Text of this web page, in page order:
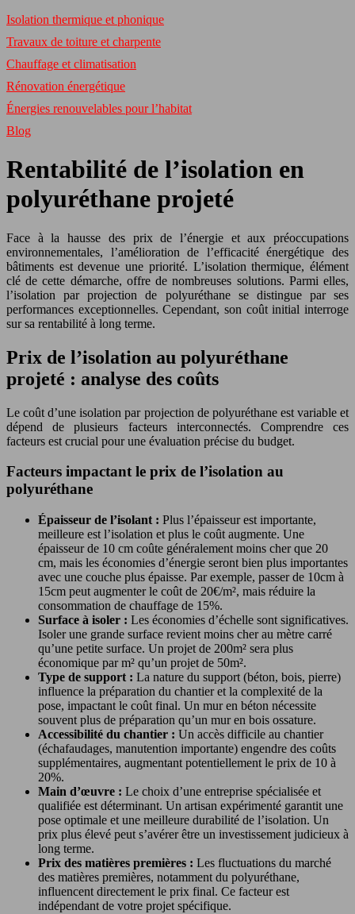
Isolation thermique et phonique
Travaux de toiture et charpente
Chauffage et climatisation
Rénovation énergétique
Énergies renouvelables pour l’habitat
Blog
Rentabilité de l’isolation en
polyuréthane projeté
Face à la hausse des prix de l’énergie et aux préoccupations
environnementales, l’amélioration de l’efficacité énergétique des
bâtiments est devenue une priorité. L’isolation thermique, élément
clé de cette démarche, offre de nombreuses solutions. Parmi elles,
l’isolation par projection de polyuréthane se distingue par ses
performances exceptionnelles. Cependant, son coût initial interroge
sur sa rentabilité à long terme.
Prix de l’isolation au polyuréthane
projeté : analyse des coûts
Le coût d’une isolation par projection de polyuréthane est variable et
dépend de plusieurs facteurs interconnectés. Comprendre ces
facteurs est crucial pour une évaluation précise du budget.
Facteurs impactant le prix de l’isolation au
polyuréthane
Épaisseur de l’isolant : Plus l’épaisseur est importante,
meilleure est l’isolation et plus le coût augmente. Une
épaisseur de 10 cm coûte généralement moins cher que 20
cm, mais les économies d’énergie seront bien plus importantes
avec une couche plus épaisse. Par exemple, passer de 10cm à
15cm peut augmenter le coût de 20€/m², mais réduire la
consommation de chauffage de 15%.
Surface à isoler : Les économies d’échelle sont significatives.
Isoler une grande surface revient moins cher au mètre carré
qu’une petite surface. Un projet de 200m² sera plus
économique par m² qu’un projet de 50m².
Type de support : La nature du support (béton, bois, pierre)
influence la préparation du chantier et la complexité de la
pose, impactant le coût final. Un mur en béton nécessite
souvent plus de préparation qu’un mur en bois ossature.
Accessibilité du chantier : Un accès difficile au chantier
(échafaudages, manutention importante) engendre des coûts
supplémentaires, augmentant potentiellement le prix de 10 à
20%.
Main d’œuvre : Le choix d’une entreprise spécialisée et
qualifiée est déterminant. Un artisan expérimenté garantit une
pose optimale et une meilleure durabilité de l’isolation. Un
prix plus élevé peut s’avérer être un investissement judicieux à
long terme.
Prix des matières premières : Les fluctuations du marché
des matières premières, notamment du polyuréthane,
influencent directement le prix final. Ce facteur est
indépendant de votre projet spécifique.